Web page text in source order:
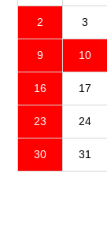
2 3
9 10
16 17
23 24
30 31